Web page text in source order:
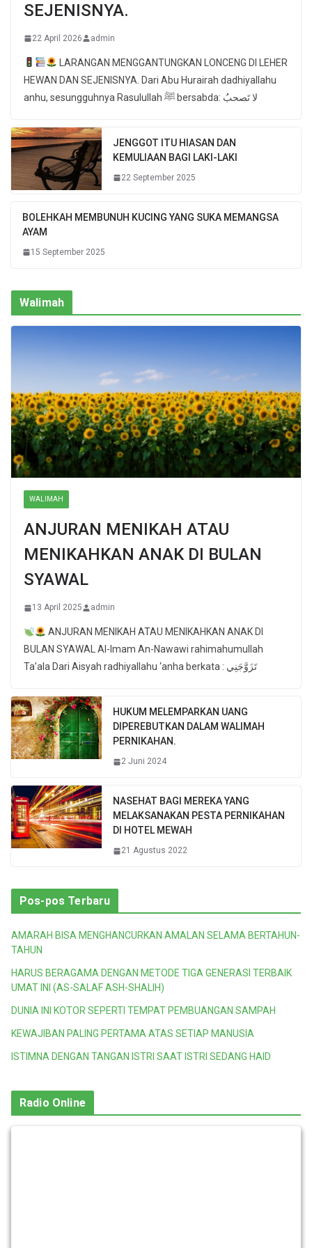
SEJENISNYA.
22 April 2026 admin
LARANGAN MENGGANTUNGKAN LONCENG DI LEHER
HEWAN DAN SEJENISNYA. Dari Abu Hurairah dadhiyallahu
anhu, sesungguhnya Rasulullah ﷺ bersabda: لا تَصحبُ
JENGGOT ITU HIASAN DAN
KEMULIAAN BAGI LAKI-LAKI
22 September 2025
BOLEHKAH MEMBUNUH KUCING YANG SUKA MEMANGSA
AYAM
15 September 2025
Walimah
WALIMAH
ANJURAN MENIKAH ATAU
MENIKAHKAN ANAK DI BULAN
SYAWAL
13 April 2025 admin
ANJURAN MENIKAH ATAU MENIKAHKAN ANAK DI
BULAN SYAWAL Al-Imam An-Nawawi rahimahumullah
Ta’ala Dari Aisyah radhiyallahu ‘anha berkata : تَزَوَّجَنِي
HUKUM MELEMPARKAN UANG
DIPEREBUTKAN DALAM WALIMAH
PERNIKAHAN.
2 Juni 2024
NASEHAT BAGI MEREKA YANG
MELAKSANAKAN PESTA PERNIKAHAN
DI HOTEL MEWAH
21 Agustus 2022
Pos-pos Terbaru
AMARAH BISA MENGHANCURKAN AMALAN SELAMA BERTAHUN-
TAHUN
HARUS BERAGAMA DENGAN METODE TIGA GENERASI TERBAIK
UMAT INI (AS-SALAF ASH-SHALIH)
DUNIA INI KOTOR SEPERTI TEMPAT PEMBUANGAN SAMPAH
KEWAJIBAN PALING PERTAMA ATAS SETIAP MANUSIA
ISTIMNA DENGAN TANGAN ISTRI SAAT ISTRI SEDANG HAID
Radio Online